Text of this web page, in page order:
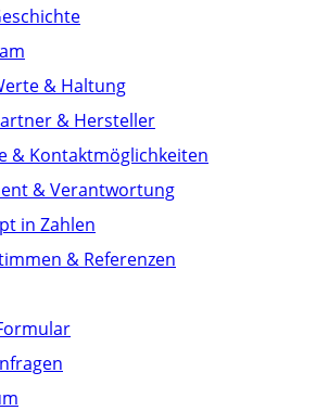
& Haltung
& Hersteller
& Kontaktmöglichkeiten
& Verantwortung
in Zahlen
& Referenzen